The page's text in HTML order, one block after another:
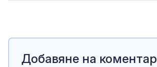
Добавяне на коментар